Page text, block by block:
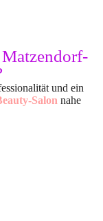
und ein
Salon nahe